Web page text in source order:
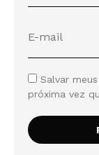
Salvar
próxima vez